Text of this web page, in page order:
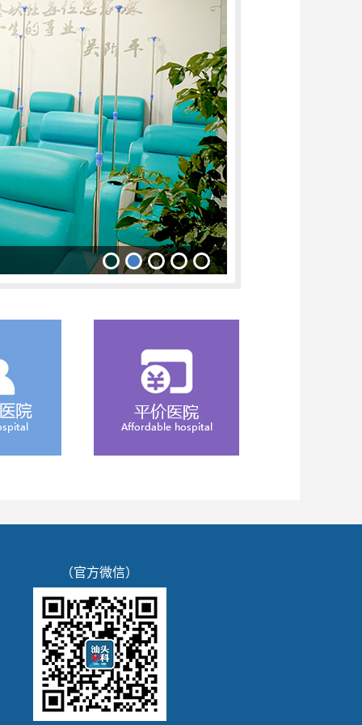
（官方微信）